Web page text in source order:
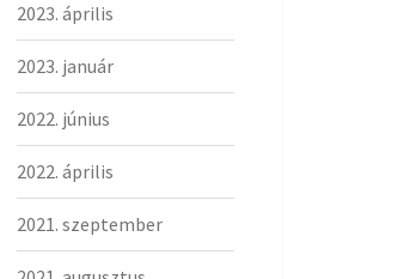
2023. április
2023. január
2022. június
2022. április
2021. szeptember